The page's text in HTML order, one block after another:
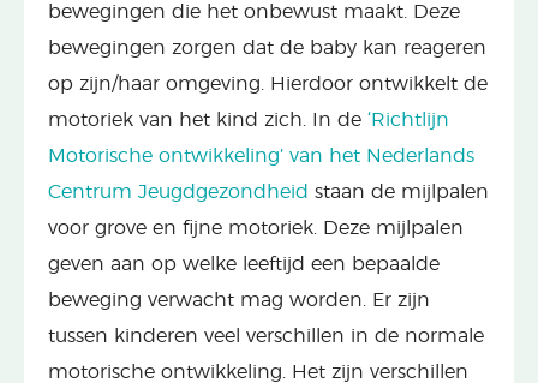
bewegingen die het onbewust maakt. Deze
bewegingen zorgen dat de baby kan reageren
op zijn/haar omgeving. Hierdoor ontwikkelt de
motoriek van het kind zich. In de ‘Richtlijn
Motorische ontwikkeling’ van het Nederlands
Centrum Jeugdgezondheid staan de mijlpalen
voor grove en fijne motoriek. Deze mijlpalen
geven aan op welke leeftijd een bepaalde
beweging verwacht mag worden. Er zijn
tussen kinderen veel verschillen in de normale
motorische ontwikkeling. Het zijn verschillen